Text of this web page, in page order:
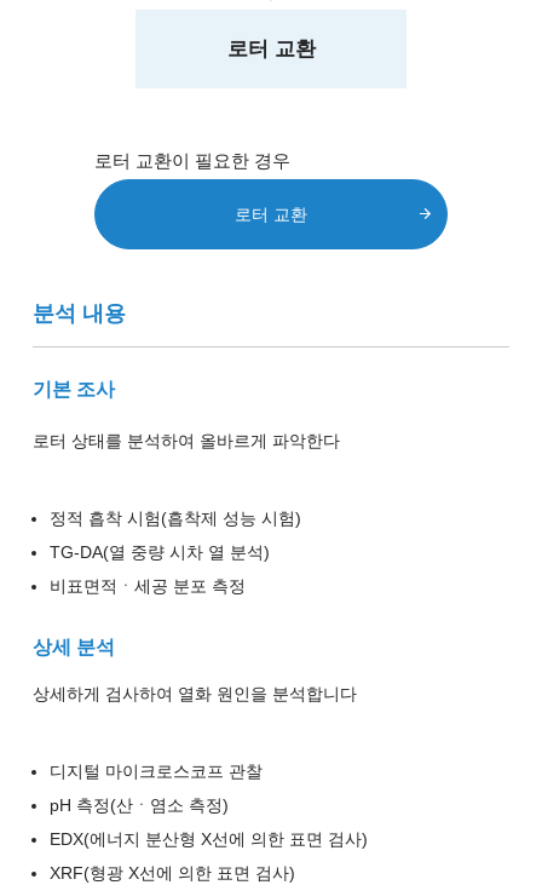
로터 교환
로터 교환이 필요한 경우
로터 교환
분석 내용
기본 조사
로터 상태를 분석하여 올바르게 파악한다
정적 흡착 시험(흡착제 성능 시험)
TG-DA(열 중량 시차 열 분석)
비표면적ㆍ세공 분포 측정
상세 분석
상세하게 검사하여 열화 원인을 분석합니다
디지털 마이크로스코프 관찰
pH 측정(산ㆍ염소 측정)
EDX(에너지 분산형 X선에 의한 표면 검사)
XRF(형광 X선에 의한 표면 검사)